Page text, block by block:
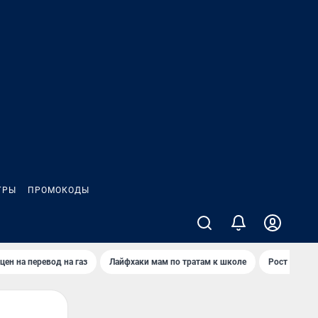
ПРОМОКОДЫ
на перевод на газ Лайфхаки мам по тратам к школе Рост цен на